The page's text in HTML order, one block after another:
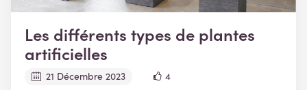
Les différents types de plantes
artificielles
21 Décembre 2023
4